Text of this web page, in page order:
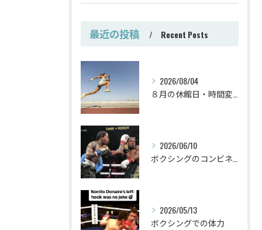
最近の投稿 Recent Posts
2026/08/04
2026/06/10
2026/05/13
ボクシングでの体力